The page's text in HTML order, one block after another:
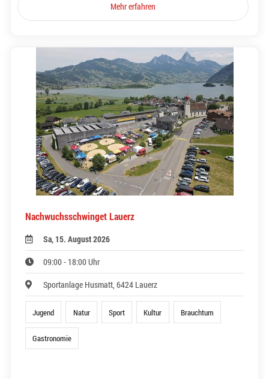
Mehr erfahren
Nachwuchsschwinget Lauerz
Sa, 15. August 2026
09:00 - 18:00 Uhr
Sportanlage Husmatt, 6424 Lauerz
Jugend Natur Sport Kultur Brauchtum
Gastronomie